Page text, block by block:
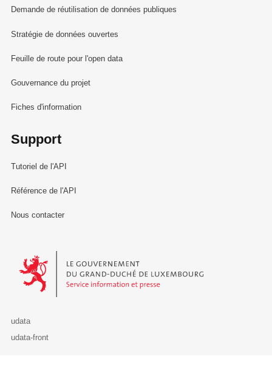
Demande de réutilisation de données publiques
Stratégie de données ouvertes
Feuille de route pour l'open data
Gouvernance du projet
Fiches d'information
Support
Tutoriel de l'API
Référence de l'API
Nous contacter
Le Gouvernement du Grand-Duché de Luxembourg - Service
udata
udata-front